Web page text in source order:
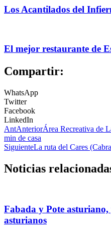
Los Acantilados del
El mejor restaurante de
Compartir:
WhatsApp
Twitter
Facebook
LinkedIn
AntAnteriorÁrea Recreativa de
min de casa
SiguienteLa ruta del Cares
Noticias
Fabada y Pote asturiano,
asturianos